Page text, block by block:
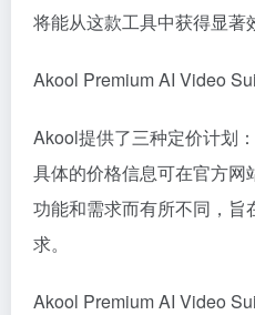
将能从这款工具中获得显著
Akool Premium AI Video
Akool提供了三种定价计划
具体的价格信息可在官方网
功能和需求而有所不同，旨
求。
Akool Premium AI Video